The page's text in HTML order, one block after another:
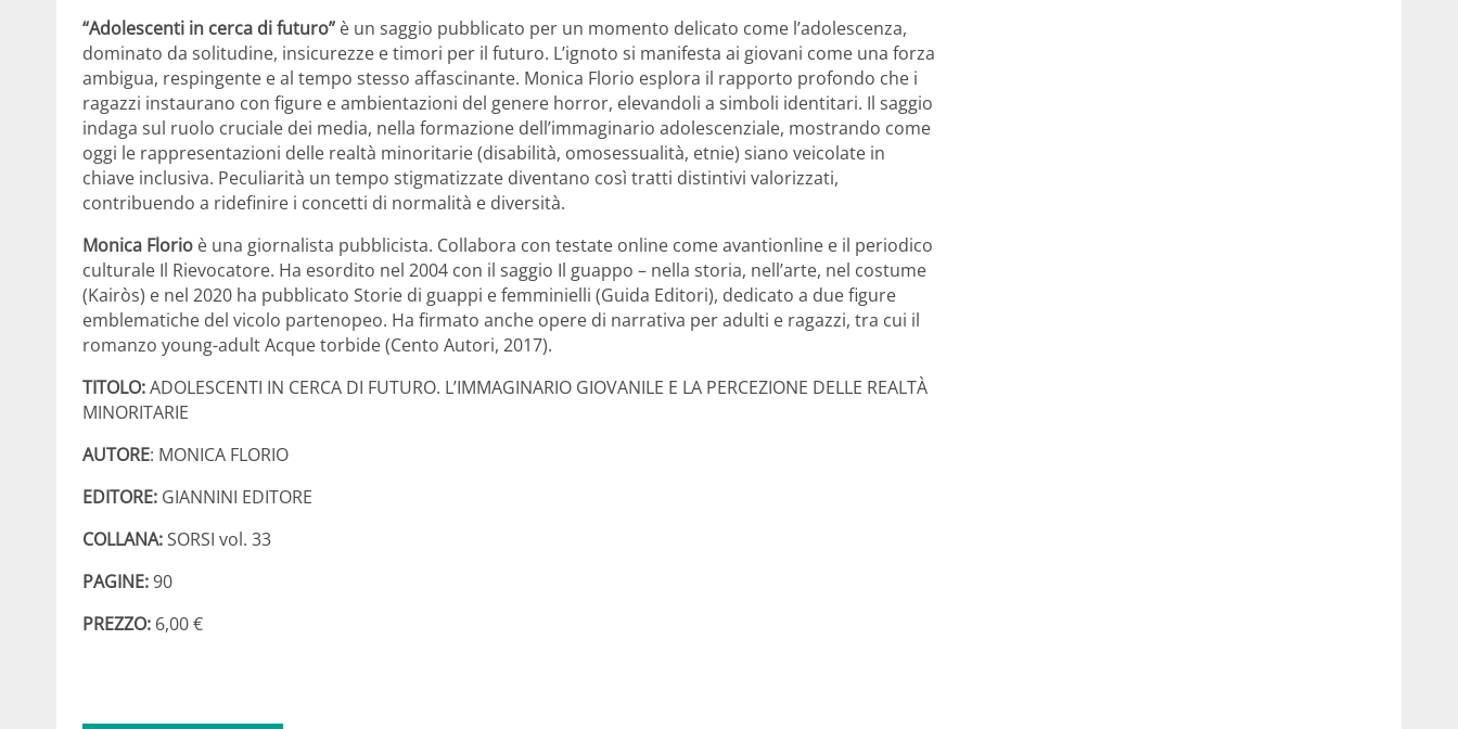
“Adolescenti in cerca di futuro” è un saggio pubblicato per un momento delicato come l’adolescenza,
dominato da solitudine, insicurezze e timori per il futuro. L’ignoto si manifesta ai giovani come una forza
ambigua, respingente e al tempo stesso affascinante. Monica Florio esplora il rapporto profondo che i
ragazzi instaurano con figure e ambientazioni del genere horror, elevandoli a simboli identitari. Il saggio
indaga sul ruolo cruciale dei media, nella formazione dell’immaginario adolescenziale, mostrando come
oggi le rappresentazioni delle realtà minoritarie (disabilità, omosessualità, etnie) siano veicolate in
chiave inclusiva. Peculiarità un tempo stigmatizzate diventano così tratti distintivi valorizzati,
contribuendo a ridefinire i concetti di normalità e diversità.
Monica Florio è una giornalista pubblicista. Collabora con testate online come avantionline e il periodico
culturale Il Rievocatore. Ha esordito nel 2004 con il saggio Il guappo – nella storia, nell’arte, nel costume
(Kairòs) e nel 2020 ha pubblicato Storie di guappi e femminielli (Guida Editori), dedicato a due figure
emblematiche del vicolo partenopeo. Ha firmato anche opere di narrativa per adulti e ragazzi, tra cui il
romanzo young-adult Acque torbide (Cento Autori, 2017).
TITOLO:ADOLESCENTI IN CERCA DI FUTURO. L’IMMAGINARIO GIOVANILE E LA PERCEZIONE DELLE REALTÀ
MINORITARIE
AUTORE: MONICA FLORIO
EDITORE: GIANNINI EDITORE
COLLANA:SORSI vol. 33
PAGINE:90
PREZZO: 6,00 €